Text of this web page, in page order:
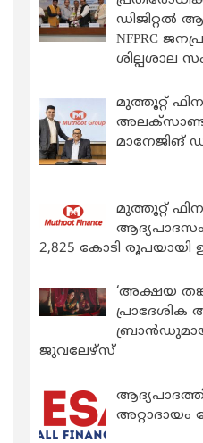
ഡിജിറ്റൽ
NFPRC
ശില്പശാല
മുത്തൂറ്റ്
മാനേജിങ്
മുത്തൂറ്റ്
2,825 കോടി രൂപയായി
‘അക്ഷയ
ജുവലേഴ്‌സ്
അറ്റാദായം